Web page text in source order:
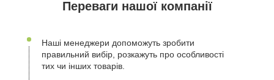
Переваги нашої компанії
Наші менеджери допоможуть зробити
правильний вибір, розкажуть про особливості
тих чи інших товарів.